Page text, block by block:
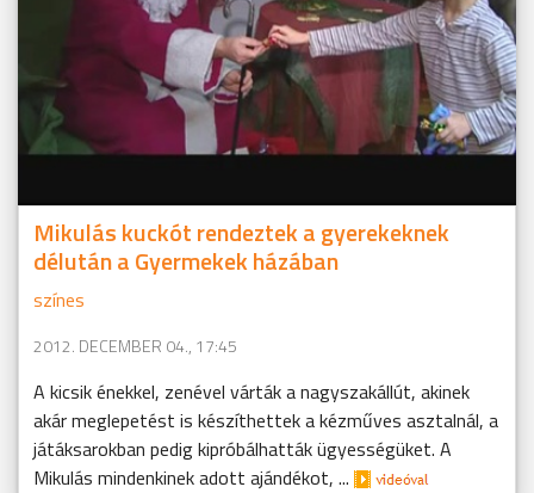
Mikulás kuckót rendeztek a gyerekeknek
délután a Gyermekek házában
színes
2012. DECEMBER 04., 17:45
A kicsik énekkel, zenével várták a nagyszakállút, akinek
akár meglepetést is készíthettek a kézműves asztalnál, a
játáksarokban pedig kipróbálhatták ügyességüket. A
Mikulás mindenkinek adott ajándékot, ...